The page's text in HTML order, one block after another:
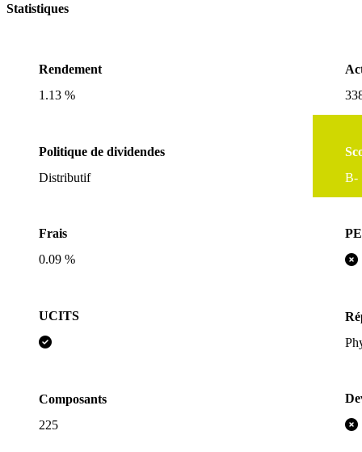
Statistiques
Rendement
1.13 %
Politique de dividendes
Distributif
B-
Frais
0.09 %
UCITS
Composants
225